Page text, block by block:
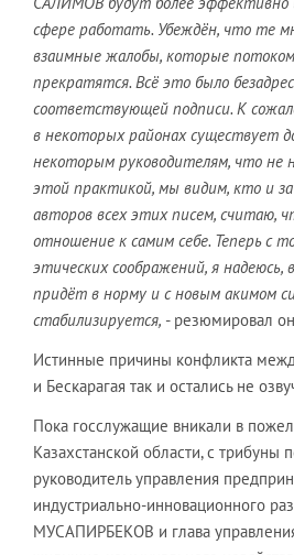
сфере работать. Убеждён, что те
взаимные жалобы, которые
прекратятся. Всё это было
соответствующей подписи. К
в некоторых районах существует
некоторым руководителям, что не
этой практикой, мы видим, кто и
авторов всех этих писем, считаю,
отношение к самим себе. Теперь с
этических соображений, я
придёт в норму и с новым акимом
стабилизируется, - резюмировал
Истинные причины конфликта
и Бескарагая так и остались не
Пока госслужащие вникали в
Казахстанской области, с трибуны
руководитель управления
индустриально-инновационного
МУСАПИРБЕКОВ и глава